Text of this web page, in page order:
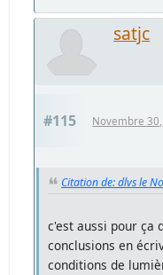
satjc
#115 Novembre
Citation de: dlvs le
c'est aussi pour ça
conclusions en
conditions de